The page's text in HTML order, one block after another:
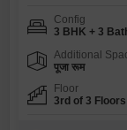
Config
3 BHK + 3
Additional
पूजा रूम
Floor
3rd of 3 Floors